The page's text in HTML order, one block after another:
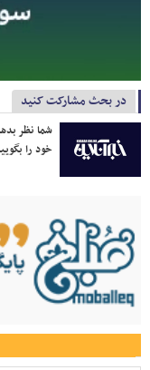
در بحث مشارکت کنید
شما نظر
خود را